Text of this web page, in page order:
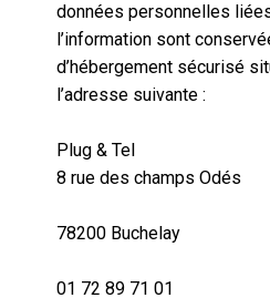
données personnelles
l’information sont
d’hébergement sécurisé
l’adresse suivante :
Plug & Tel
8 rue des champs Odés
78200 Buchelay
01 72 89 71 01